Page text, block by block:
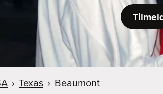
› Texas › Beaumont